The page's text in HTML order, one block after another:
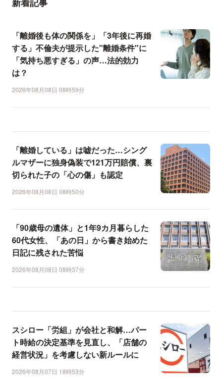
「離婚後も体の関係を」「3年後に再婚
する」不倫夫が提示した"離婚条件"に
「気持ち悪すぎる」の声…法的効力
は？
2026年08月08日 08時59分
「離婚している」は嘘だった…シング
ルマザーに独身偽装で121万円賠償、裏
切られた子の「心の傷」も認定
2026年08月08日 08時50分
「90歳母の遺体」と1年9カ月暮らした
60代女性、「あの日」から書き始めた
日記に残された苦悩
2026年08月08日 08時37分
スシロー「労組」が会社と和解…パー
ト時給の決定基準を見直し、「店舗の
経営状況」を考慮しない新ルールに
2026年08月07日 18時53分